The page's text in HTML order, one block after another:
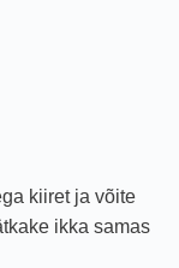
kiiret ja võite
ikka samas